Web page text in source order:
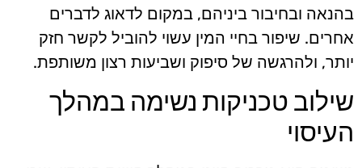
בהנאה ובחיבור ביניהם, במקום לדאוג לדברים
אחרים. שיפור בחיי המין עשוי להוביל לקשר חזק
יותר, ולהרגשה של סיפוק ושביעות רצון משותפת.
שילוב טכניקות נשימה במהלך
העיסוי